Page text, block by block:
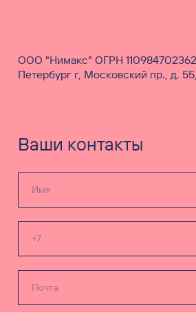
ООО "Нимакс" ОГРН
Петербург г, Московский пр., д.
Ваши контакты